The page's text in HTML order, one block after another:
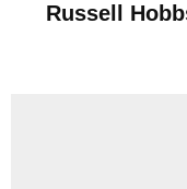
Russell